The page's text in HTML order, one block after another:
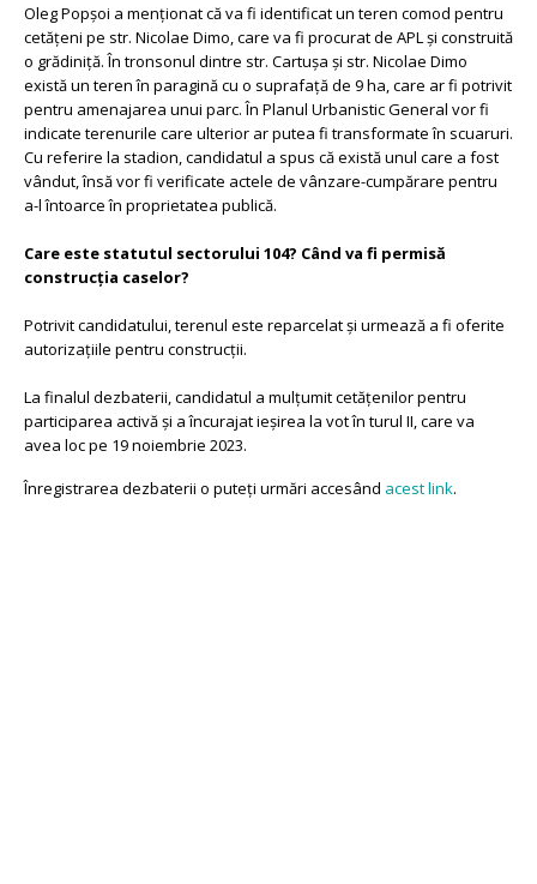
Oleg Popșoi a menționat că va fi identificat un teren comod pentru
cetățeni pe str. Nicolae Dimo, care va fi procurat de APL și construită
o grădiniță. În tronsonul dintre str. Cartușa și str. Nicolae Dimo
există un teren în paragină cu o suprafață de 9 ha, care ar fi potrivit
pentru amenajarea unui parc. În Planul Urbanistic General vor fi
indicate terenurile care ulterior ar putea fi transformate în scuaruri.
Cu referire la stadion, candidatul a spus că există unul care a fost
vândut, însă vor fi verificate actele de vânzare-cumpărare pentru
a-l întoarce în proprietatea publică.
Care este statutul sectorului 104? Când va fi permisă
construcția caselor?
Potrivit candidatului, terenul este reparcelat și urmează a fi oferite
autorizațiile pentru construcții.
La finalul dezbaterii, candidatul a mulțumit cetățenilor pentru
participarea activă și a încurajat ieșirea la vot în turul II, care va
avea loc pe 19 noiembrie 2023.
Înregistrarea dezbaterii o puteți urmări accesând acest link.